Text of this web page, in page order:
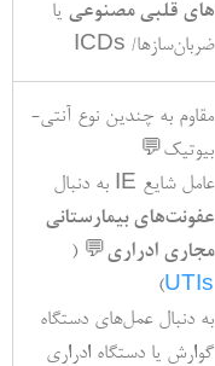
های قلبی مصنوعی یا
ضربان­‌سازها/ ICDs
مقاوم به چندین نوع آنتی‌­
بیوتیک💬
عامل شایع IE به دنبال
عفونت­‌های بیمارستانی
مجاری ادراری💬
(
UTIs
)
به دنبال­ عمل­‌های دستگاه
گوارش یا دستگاه ادراری